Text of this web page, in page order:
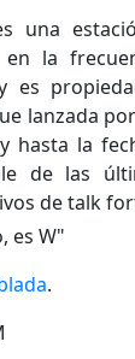
una
la
es
lanzada
hasta la
de las
de talk
es W"
.